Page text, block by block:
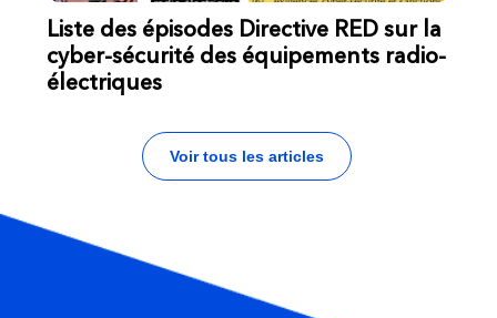
Liste des épisodes Directive RED sur la
cyber-sécurité des équipements radio-
électriques
Voir tous les articles